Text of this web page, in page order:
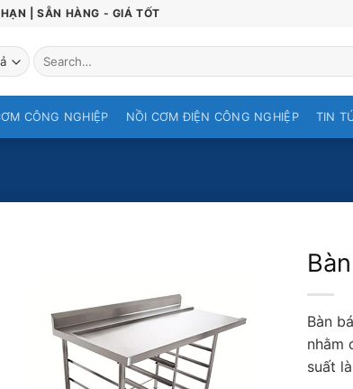
| SẴN HÀNG - GIÁ TỐT
Search
for:
CÔNG NGHIỆP NỒI CƠM ĐIỆN CÔNG NGHIỆP TIN
Bàn
nhằm
suất